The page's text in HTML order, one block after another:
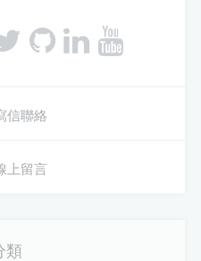
信聯絡
上留言
類